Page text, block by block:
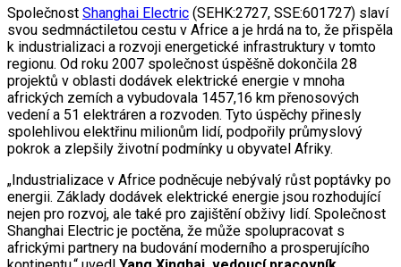
Společnost Shanghai Electric (SEHK:2727, SSE:601727) slaví
svou sedmnáctiletou cestu v Africe a je hrdá na to, že přispěla
k industrializaci a rozvoji energetické infrastruktury v tomto
regionu. Od roku 2007 společnost úspěšně dokončila 28
projektů v oblasti dodávek elektrické energie v mnoha
afrických zemích a vybudovala 1457,16 km přenosových
vedení a 51 elektráren a rozvoden. Tyto úspěchy přinesly
spolehlivou elektřinu milionům lidí, podpořily průmyslový
pokrok a zlepšily životní podmínky u obyvatel Afriky.
„Industrializace v Africe podněcuje nebývalý růst poptávky po
energii. Základy dodávek elektrické energie jsou rozhodující
nejen pro rozvoj, ale také pro zajištění obživy lidí. Společnost
Shanghai Electric je poctěna, že může spolupracovat s
africkými partnery na budování moderního a prosperujícího